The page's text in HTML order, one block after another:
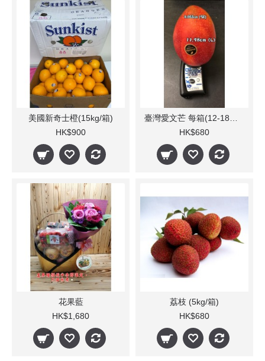
美國新奇士橙(15kg/箱)
HK$900
HK$680
花果藍
HK$1,680
荔枝 (5kg/箱)
HK$680